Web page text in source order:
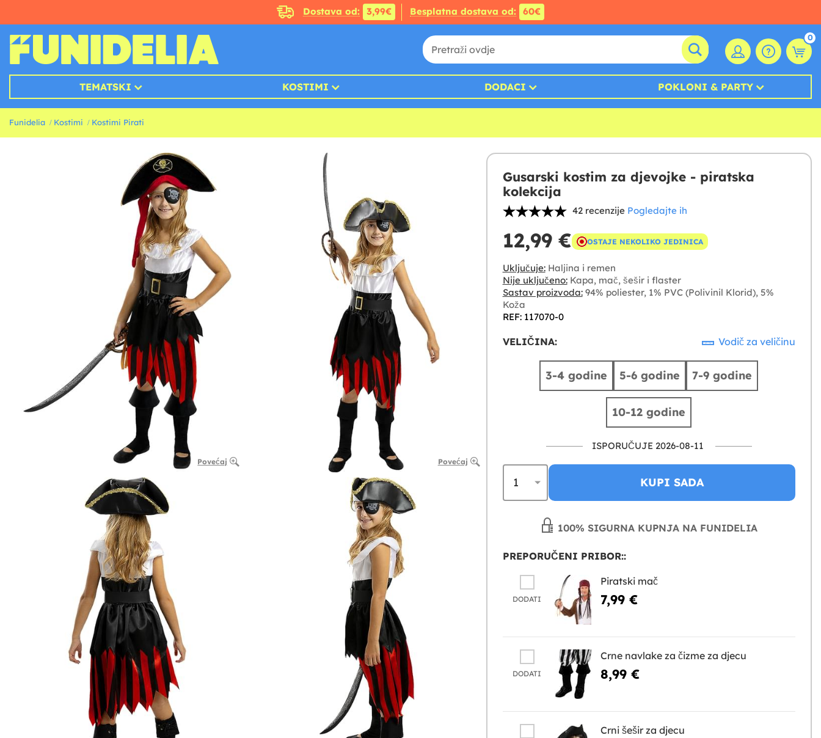
Dostava od: 3,99€ Besplatna dostava od: 60€
0
TEMATSKI KOSTIMI DODACI POKLONI & PARTY
Funidelia Kostimi Kostimi Pirati
Povećaj Povećaj
Gusarski kostim za djevojke - piratska
kolekcija
42 recenzije Pogledajte ih
12,99 € OSTAJE NEKOLIKO JEDINICA
Uključuje:Haljina i remen
Nije uključeno:Kapa, mač, šešir i flaster
Sastav proizvoda:94% poliester, 1% PVC (Polivinil Klorid), 5%
Koža
REF: 117070-0
VELIČINA: Vodič za veličinu
3-4 godine 5-6 godine 7-9 godine
10-12 godine
ISPORUČUJE 2026-08-11
KUPI SADA
100% SIGURNA KUPNJA NA FUNIDELIA
PREPORUČENI PRIBOR::
DODATI
Piratski mač
7,99 €
DODATI
Crne navlake za čizme za djecu
8,99 €
Crni šešir za djecu